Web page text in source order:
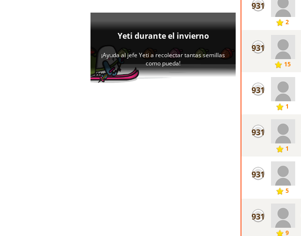
931
2
931
15
931
1
931
1
931
5
931
9